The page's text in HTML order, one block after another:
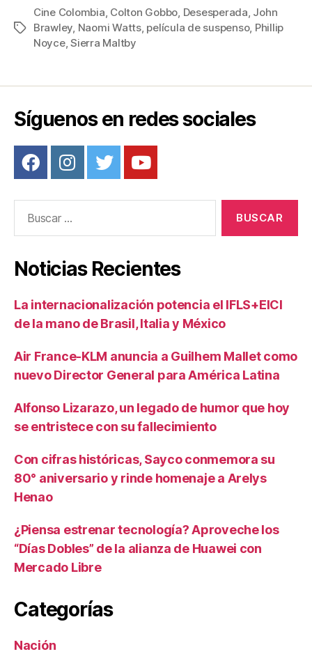
c
e
o
k
tt
er
ail er
e
m
p
tir
Etiquetas
Cine Colombia, Colton Gobbo, Desesperada, John
Brawley, Naomi Watts, película de suspenso, Phillip
Noyce,Sierra Maltby
Síguenos en redes sociales
Noticias Recientes
La internacionalización potencia el IFLS+EICI
de la mano de Brasil, Italia y México
Air France-KLM anuncia a Guilhem Mallet como
nuevo Director General para América Latina
Alfonso Lizarazo, un legado de humor que hoy
se entristece con su fallecimiento
Con cifras históricas, Sayco conmemora su
80° aniversario y rinde homenaje a Arelys
Henao
¿Piensa estrenar tecnología? Aproveche los
“Días Dobles” de la alianza de Huawei con
Mercado Libre
Categorías
Nación